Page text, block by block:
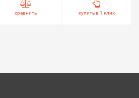
сравнить купить в 1 клик